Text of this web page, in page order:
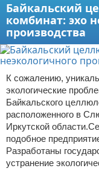
Байкальский
комбинат: эхо
производства
К сожалению,
экологические
Байкальского
расположенного в
Иркутской
подобное
Разработаны
устранение